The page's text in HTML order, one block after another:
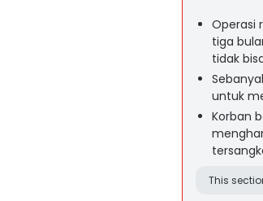
Operasi
tiga
tidak
untuk
Korban
This